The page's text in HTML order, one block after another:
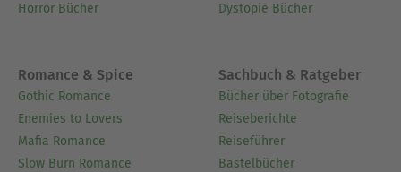
Horror Bücher
Dystopie Bücher
Romance & Spice
Gothic Romance
Enemies to Lovers
Mafia Romance
Slow Burn Romance
Sachbuch & Ratgeber
Bücher über Fotografie
Reiseberichte
Reiseführer
Bastelbücher